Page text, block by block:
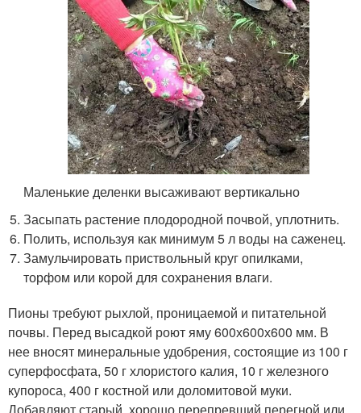
Маленькие деленки высаживают вертикально
Засыпать растение плодородной почвой, уплотнить.
Полить, используя как минимум 5 л воды на саженец.
Замульчировать приствольный круг опилками,
торфом или корой для сохранения влаги.
Пионы требуют рыхлой, проницаемой и питательной
почвы. Перед высадкой роют яму 600х600х600 мм. В
нее вносят минеральные удобрения, состоящие из 100 г
суперфосфата, 50 г хлористого калия, 10 г железного
купороса, 400 г костной или доломитовой муки.